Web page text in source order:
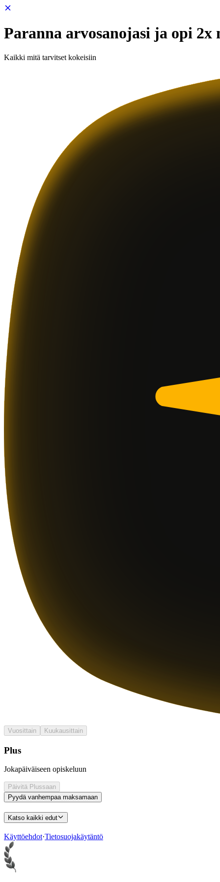
Paranna arvosanojasi ja opi 2x
Kaikki mitä tarvitset kokeisiin
Vuosittain Kuukausittain
Plus
Jokapäiväiseen opiskeluun
Päivitä Plussaan
Pyydä vanhempaa maksamaan
Katso kaikki edut
Käyttöehdot·Tietosuojakäytäntö